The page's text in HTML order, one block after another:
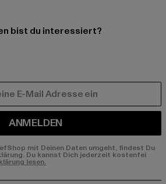
bist du interessiert?
ANMELDEN
mit Deinen Daten umgeht, findest Du
Du kannst Dich jederzeit kostenfei
lesen.